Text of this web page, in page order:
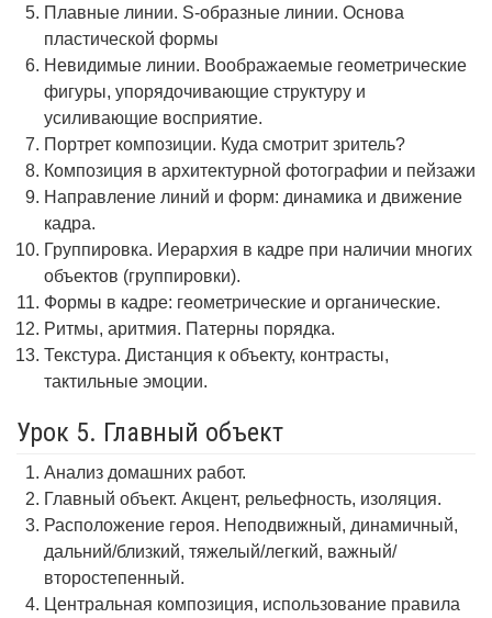
Плавные линии. S-образные линии. Основа
пластической формы
Невидимые линии. Воображаемые геометрические
фигуры, упорядочивающие структуру и
усиливающие восприятие.
Портрет композиции. Куда смотрит зритель?
Композиция в архитектурной фотографии и пейзажи
Направление линий и форм: динамика и движение
кадра.
Группировка. Иерархия в кадре при наличии многих
объектов (группировки).
Формы в кадре: геометрические и органические.
Ритмы, аритмия. Патерны порядка.
Текстура. Дистанция к объекту, контрасты,
тактильные эмоции.
Урок 5. Главный объект
Анализ домашних работ.
Главный объект. Акцент, рельефность, изоляция.
Расположение героя. Неподвижный, динамичный,
дальний/близкий, тяжелый/легкий, важный/
второстепенный.
Центральная композиция, использование правила